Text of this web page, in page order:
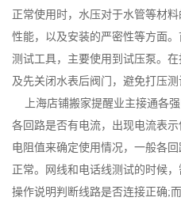
正常使用时，水压对于水管等材
性能，以及安装的严密性等方面
测试工具，主要使用到试压泵。
及先关闭水表后阀门，避免打压测
上海店铺搬家提醒业主接通各
各回路是否有电流，出现电流表
电阻值来确定使用情况，一般各
正常。网线和电话线测试的时候
操作说明判断线路是否连接正确;